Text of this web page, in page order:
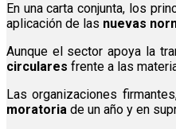
En una carta conjunta, los
aplicación de las nuevas
Aunque el sector apoya la
circulares frente a las
Las organizaciones
moratoria de un año y en